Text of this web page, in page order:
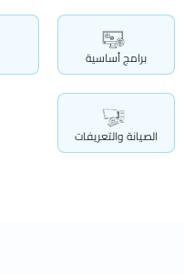
برامج أساسية
الصيانة والتعريفات